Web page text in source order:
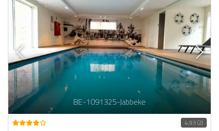
BE-1091325-Jabbeke
4,93 (2)